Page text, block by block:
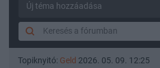
Új téma hozzáadása
Topiknyitó: Geld 2026. 05. 09. 12:25